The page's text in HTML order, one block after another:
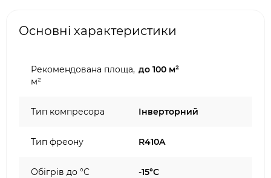
Основні характеристики
Рекомендована площа,
м²
до 100 м²
Тип компресора Інверторний
Тип фреону R410A
Обігрів до °C -15°C